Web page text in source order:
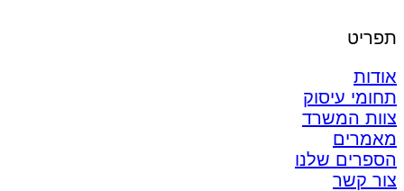
תפריט
אודות
תחומי עיסוק
צוות המשרד
מאמרים
הספרים שלנו
צור קשר